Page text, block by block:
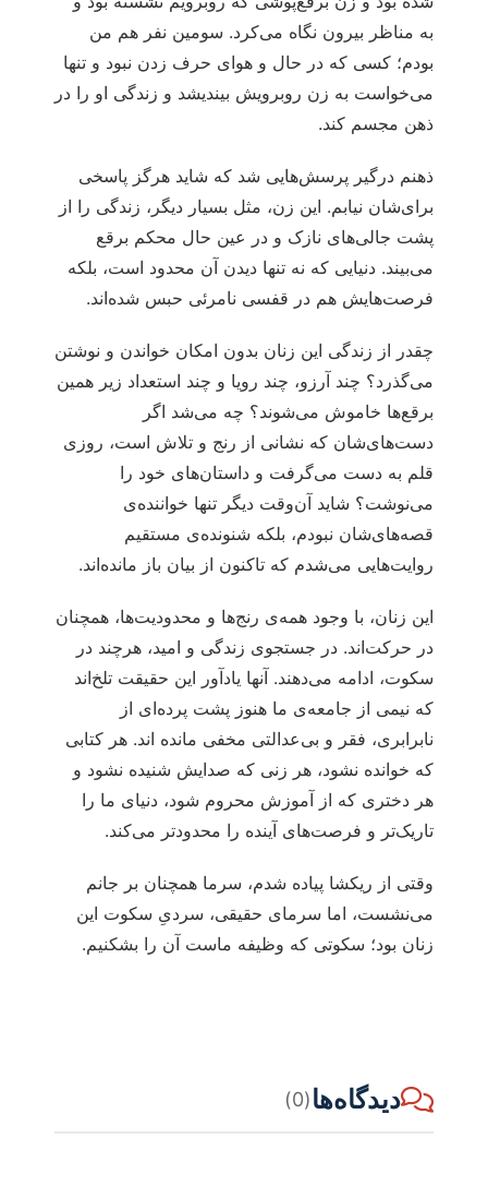
به مناظر بیرون نگاه می‌کرد. سومین نفر هم من
بودم؛ کسی که در حال و هوای حرف زدن نبود و تنها
می‌خواست به زن روبرویش بیندیشد و زندگی او را در
ذهن مجسم کند.
ذهنم درگیر پرسش‌هایی شد که شاید هرگز پاسخی
برای‌شان نیابم. این زن، مثل بسیار دیگر، زندگی را از
پشت جالی‌های نازک و در عین حال محکم برقع
می‌بیند. دنیایی که نه تنها دیدن آن محدود است، بلکه
فرصت‌هایش هم در قفسی نامرئی حبس شده‌اند.
چقدر از زندگی این زنان بدون امکان خواندن و نوشتن
می‌گذرد؟ چند آرزو، چند رویا و چند استعداد زیر همین
برقع‌ها خاموش می‌شوند؟ چه می‌شد اگر
دست‌های‌شان که نشانی از رنج و تلاش است، روزی
قلم به دست می‌گرفت و داستان‌های خود را
می‌نوشت؟ شاید آن‌وقت دیگر تنها خواننده‌ی
قصه‌های‌شان نبودم، بلکه شنونده‌ی مستقیم
روایت‌هایی می‌شدم که تاکنون از بیان باز مانده‌اند.
این زنان، با وجود همه‌ی رنج‌ها و محدودیت‌ها، همچنان
در حرکت‌اند. در جستجوی زندگی و امید، هرچند در
سکوت، ادامه می‌دهند. آنها یادآور این حقیقت تلخ‌اند
که نیمی از جامعه‌ی ما هنوز پشت پرده‌ای از
نابرابری، فقر و بی‌عدالتی مخفی مانده اند. هر کتابی
که خوانده نشود، هر زنی که صدایش شنیده نشود و
هر دختری که از آموزش محروم شود، دنیای ما را
تاریک‌تر و فرصت‌های آینده را محدودتر می‌کند.
وقتی از ریکشا پیاده شدم، سرما همچنان بر جانم
می‌نشست، اما سرمای حقیقی، سردیِ سکوت این
زنان بود؛ سکوتی که وظیفه ماست آن را بشکنیم.
دیدگاه‌ها(0)